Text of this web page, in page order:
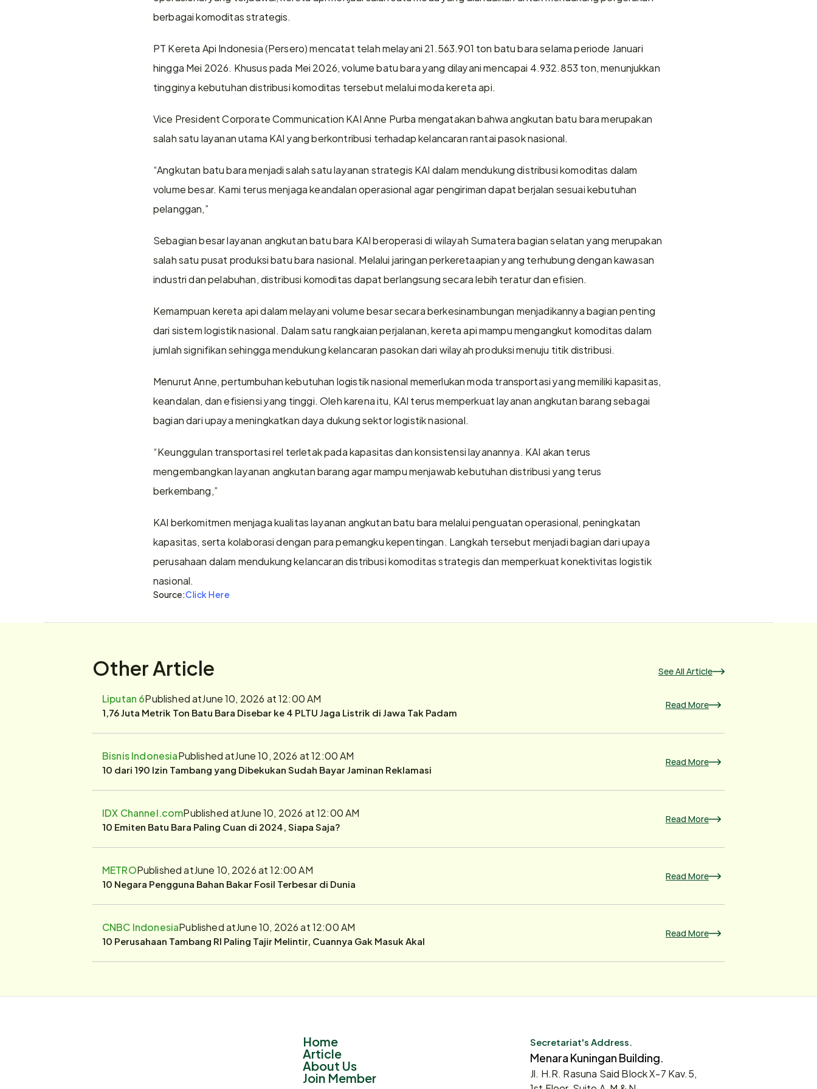
berbagai komoditas strategis.
PT Kereta Api Indonesia (Persero) mencatat telah melayani 21.563.901 ton batu bara selama periode Januari
hingga Mei 2026. Khusus pada Mei 2026, volume batu bara yang dilayani mencapai 4.932.853 ton, menunjukkan
tingginya kebutuhan distribusi komoditas tersebut melalui moda kereta api.
Vice President Corporate Communication KAI Anne Purba mengatakan bahwa angkutan batu bara merupakan
salah satu layanan utama KAI yang berkontribusi terhadap kelancaran rantai pasok nasional.
“Angkutan batu bara menjadi salah satu layanan strategis KAI dalam mendukung distribusi komoditas dalam
volume besar. Kami terus menjaga keandalan operasional agar pengiriman dapat berjalan sesuai kebutuhan
pelanggan,”
Sebagian besar layanan angkutan batu bara KAI beroperasi di wilayah Sumatera bagian selatan yang merupakan
salah satu pusat produksi batu bara nasional. Melalui jaringan perkeretaapian yang terhubung dengan kawasan
industri dan pelabuhan, distribusi komoditas dapat berlangsung secara lebih teratur dan efisien.
Kemampuan kereta api dalam melayani volume besar secara berkesinambungan menjadikannya bagian penting
dari sistem logistik nasional. Dalam satu rangkaian perjalanan, kereta api mampu mengangkut komoditas dalam
jumlah signifikan sehingga mendukung kelancaran pasokan dari wilayah produksi menuju titik distribusi.
Menurut Anne, pertumbuhan kebutuhan logistik nasional memerlukan moda transportasi yang memiliki kapasitas,
keandalan, dan efisiensi yang tinggi. Oleh karena itu, KAI terus memperkuat layanan angkutan barang sebagai
bagian dari upaya meningkatkan daya dukung sektor logistik nasional.
“Keunggulan transportasi rel terletak pada kapasitas dan konsistensi layanannya. KAI akan terus
mengembangkan layanan angkutan barang agar mampu menjawab kebutuhan distribusi yang terus
berkembang,”
KAI berkomitmen menjaga kualitas layanan angkutan batu bara melalui penguatan operasional, peningkatan
kapasitas, serta kolaborasi dengan para pemangku kepentingan. Langkah tersebut menjadi bagian dari upaya
perusahaan dalam mendukung kelancaran distribusi komoditas strategis dan memperkuat konektivitas logistik
nasional.
Source:Click Here
Other Article See All Article
Liputan 6Published atJune 10, 2026 at 12:00 AM
1,76 Juta Metrik Ton Batu Bara Disebar ke 4 PLTU Jaga Listrik di Jawa Tak Padam Read More
Bisnis IndonesiaPublished atJune 10, 2026 at 12:00 AM
10 dari 190 Izin Tambang yang Dibekukan Sudah Bayar Jaminan Reklamasi Read More
IDX Channel.comPublished atJune 10, 2026 at 12:00 AM
10 Emiten Batu Bara Paling Cuan di 2024, Siapa Saja? Read More
METROPublished atJune 10, 2026 at 12:00 AM
10 Negara Pengguna Bahan Bakar Fosil Terbesar di Dunia Read More
CNBC IndonesiaPublished atJune 10, 2026 at 12:00 AM
10 Perusahaan Tambang RI Paling Tajir Melintir, Cuannya Gak Masuk Akal Read More
Home
Article
About Us
Join Member
Secretariat's Address.
Menara Kuningan Building.
Jl. H.R. Rasuna Said Block X-7 Kav.5,